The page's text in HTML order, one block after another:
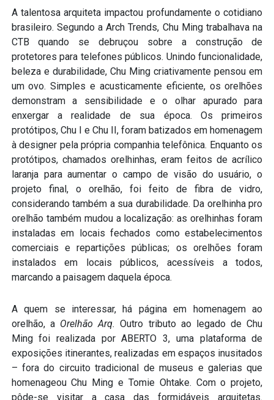
A talentosa arquiteta impactou profundamente o cotidiano
brasileiro. Segundo a Arch Trends, Chu Ming trabalhava na
CTB quando se debruçou sobre a construção de
protetores para telefones públicos. Unindo funcionalidade,
beleza e durabilidade, Chu Ming criativamente pensou em
um ovo. Simples e acusticamente eficiente, os orelhões
demonstram a sensibilidade e o olhar apurado para
enxergar a realidade de sua época. Os primeiros
protótipos, Chu I e Chu II, foram batizados em homenagem
à designer pela própria companhia telefônica. Enquanto os
protótipos, chamados orelhinhas, eram feitos de acrílico
laranja para aumentar o campo de visão do usuário, o
projeto final, o orelhão, foi feito de fibra de vidro,
considerando também a sua durabilidade. Da orelhinha pro
orelhão também mudou a localização: as orelhinhas foram
instaladas em locais fechados como estabelecimentos
comerciais e repartições públicas; os orelhões foram
instalados em locais públicos, acessíveis a todos,
marcando a paisagem daquela época.
A quem se interessar, há página em homenagem ao
orelhão, a Orelhão Arq. Outro tributo ao legado de Chu
Ming foi realizada por ABERTO 3, uma plataforma de
exposições itinerantes, realizadas em espaços inusitados
– fora do circuito tradicional de museus e galerias que
homenageou Chu Ming e Tomie Ohtake. Com o projeto,
pôde-se visitar a casa das formidáveis arquitetas.